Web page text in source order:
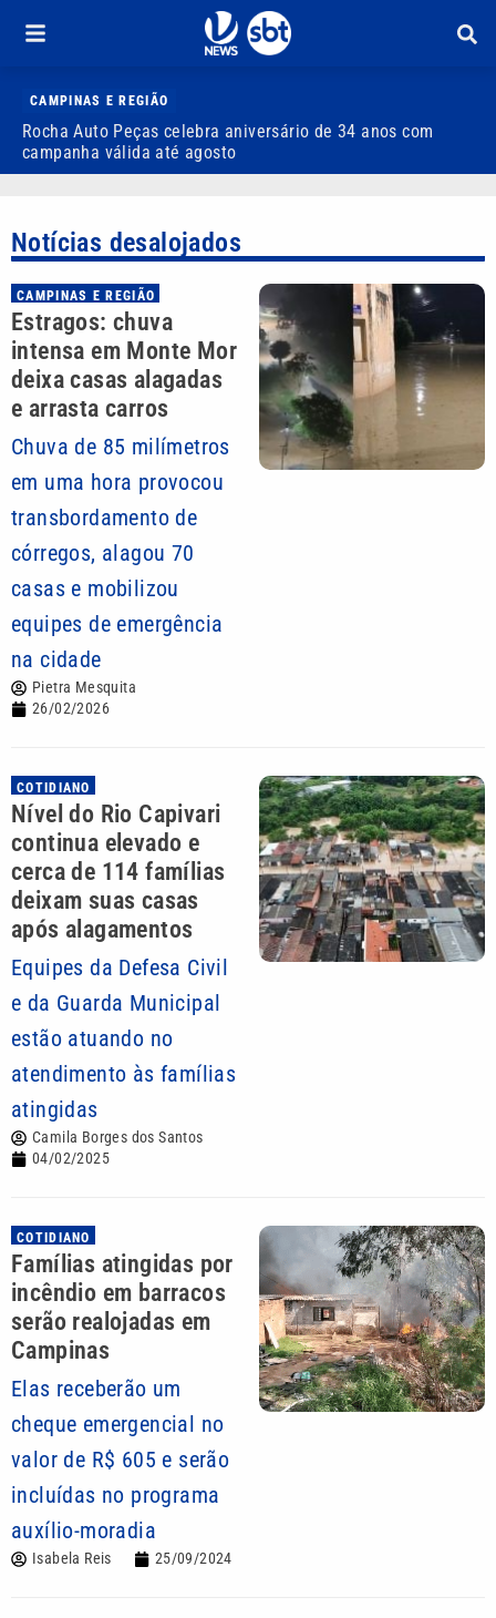
CAMPINAS E REGIÃO
Rocha Auto Peças celebra aniversário de 34 anos com
campanha válida até agosto
Notícias desalojados
CAMPINAS E REGIÃO
Estragos: chuva
intensa em Monte Mor
deixa casas alagadas
e arrasta carros
Chuva de 85 milímetros
em uma hora provocou
transbordamento de
córregos, alagou 70
casas e mobilizou
equipes de emergência
na cidade
Pietra Mesquita
26/02/2026
COTIDIANO
Nível do Rio Capivari
continua elevado e
cerca de 114 famílias
deixam suas casas
após alagamentos
Equipes da Defesa Civil
e da Guarda Municipal
estão atuando no
atendimento às famílias
atingidas
Camila Borges dos Santos
04/02/2025
COTIDIANO
Famílias atingidas por
incêndio em barracos
serão realojadas em
Campinas
Elas receberão um
cheque emergencial no
valor de R$ 605 e serão
incluídas no programa
auxílio-moradia
Isabela Reis 25/09/2024